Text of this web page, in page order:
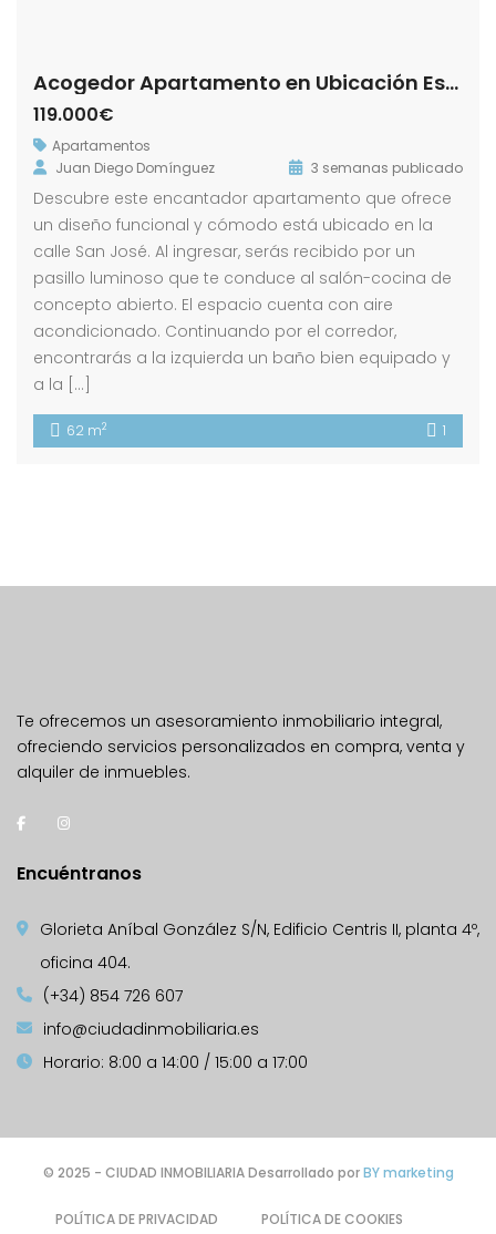
Acogedor Apartamento en Ubicación Estratégica.- Zona Centro!
119.000€
Apartamentos
Juan Diego Domínguez
3 semanas publicado
Descubre este encantador apartamento que ofrece
un diseño funcional y cómodo está ubicado en la
calle San José. Al ingresar, serás recibido por un
pasillo luminoso que te conduce al salón-cocina de
concepto abierto. El espacio cuenta con aire
acondicionado. Continuando por el corredor,
encontrarás a la izquierda un baño bien equipado y
a la […]
62 m2 1
Te ofrecemos un asesoramiento inmobiliario integral,
ofreciendo servicios personalizados en compra, venta y
alquiler de inmuebles.
Encuéntranos
Glorieta Aníbal González S/N, Edificio Centris II, planta 4º,
oficina 404.
(+34) 854 726 607
info@ciudadinmobiliaria.es
Horario: 8:00 a 14:00 / 15:00 a 17:00
© 2025 - CIUDAD INMOBILIARIA Desarrollado porBY marketing
POLÍTICA DE PRIVACIDAD POLÍTICA DE COOKIES